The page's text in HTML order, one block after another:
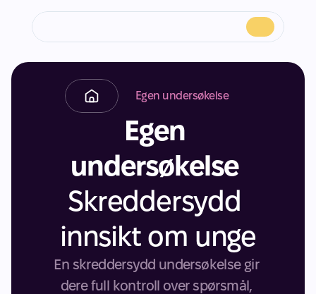
Egen undersøkelse
Egen
undersøkelse
Skreddersydd
innsikt om unge
En skreddersydd undersøkelse gir
dere full kontroll over spørsmål,